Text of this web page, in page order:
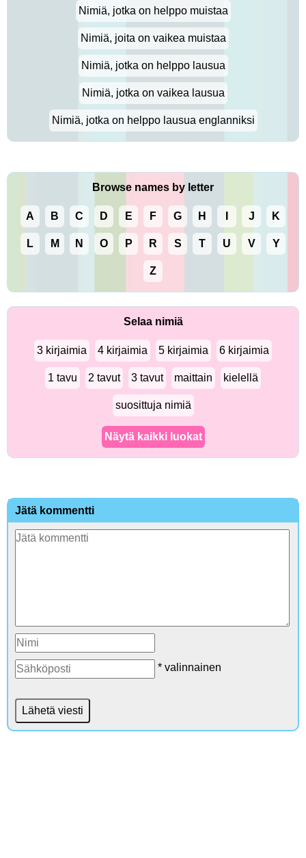
Nimiä, jotka on helppo muistaa
Nimiä, joita on vaikea muistaa
Nimiä, jotka on helppo lausua
Nimiä, jotka on vaikea lausua
Nimiä, jotka on helppo lausua englanniksi
Browse names by letter
A B C D E F G H J K
L M N O P R S T U V Y
Z
Selaa nimiä
3 kirjaimia 4 kirjaimia 5 kirjaimia 6 kirjaimia
1 tavu 2 tavut 3 tavut maittain kielellä
suosittuja nimiä
Näytä kaikki luokat
Jätä kommentti
* valinnainen